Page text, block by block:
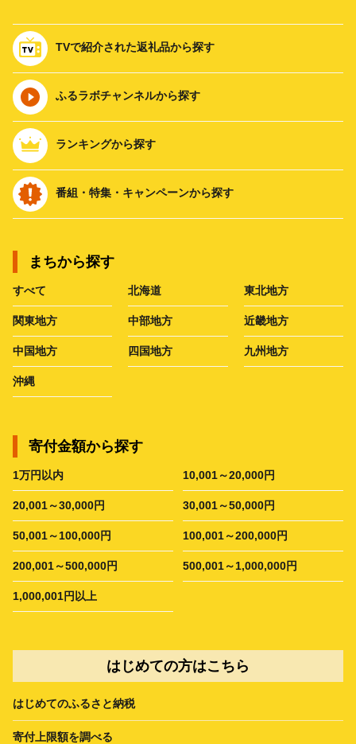
TVで紹介された返礼品から探す
ふるラボチャンネルから探す
ランキングから探す
番組・特集・キャンペーンから探す
まちから探す
すべて 北海道 東北地方
関東地方 中部地方 近畿地方
中国地方 四国地方 九州地方
沖縄
寄付金額から探す
1万円以内 10,001～20,000円
20,001～30,000円 30,001～50,000円
50,001～100,000円 100,001～200,000円
200,001～500,000円 500,001～1,000,000円
1,000,001円以上
はじめての方はこちら
はじめてのふるさと納税
寄付上限額を調べる